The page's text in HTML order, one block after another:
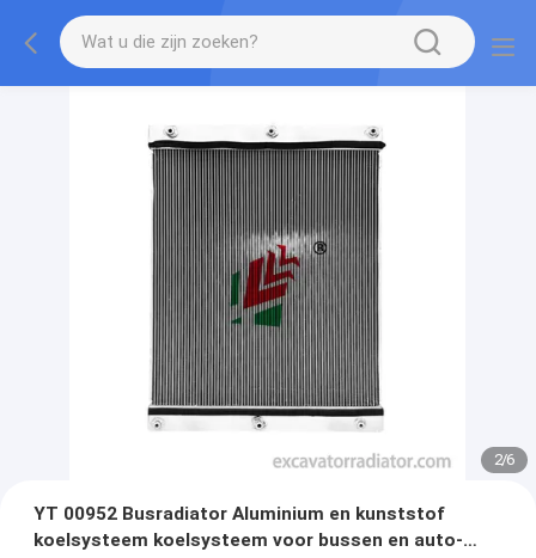
2/6
YT 00952 Busradiator Aluminium en kunststof
koelsysteem koelsysteem voor bussen en auto-